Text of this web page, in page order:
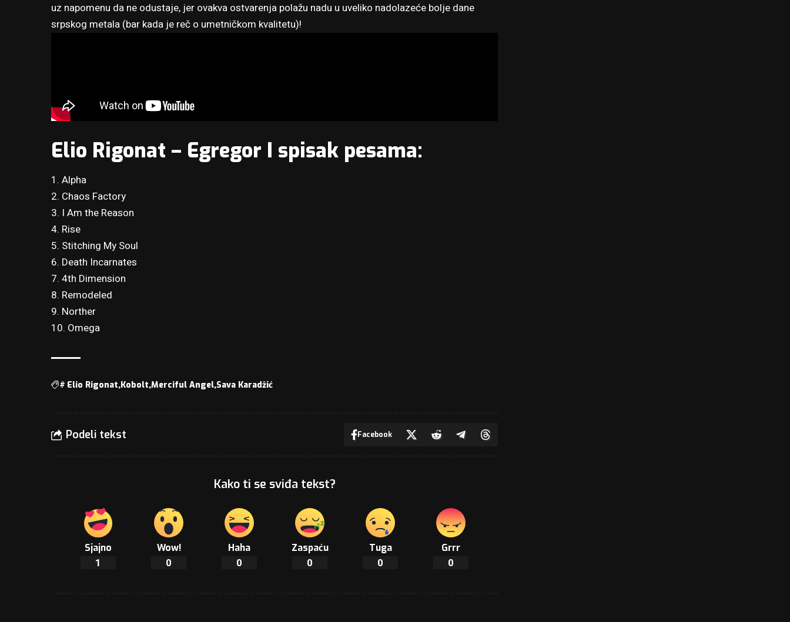
uz napomenu da ne odustaje, jer ovakva ostvarenja polažu nadu u uveliko nadolazeće bolje dane
srpskog metala (bar kada je reč o umetničkom kvalitetu)!
Elio Rigonat – Egregor I spisak pesama:
1. Alpha
2. Chaos Factory
3. I Am the Reason
4. Rise
5. Stitching My Soul
6. Death Incarnates
7. 4th Dimension
8. Remodeled
9. Norther
10. Omega
# Elio Rigonat Kobolt Merciful Angel Sava Karadžić
Podeli tekst Facebook
Kako ti se sviđa tekst?
Sjajno
1
Wow!
0
Haha
0
Zaspaću
0
Tuga
0
Grrr
0